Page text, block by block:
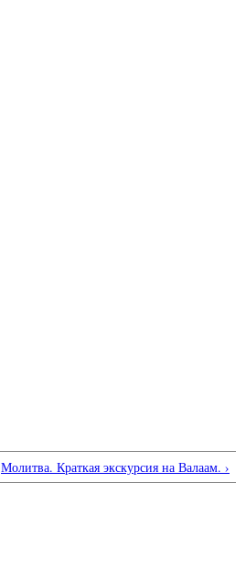
Молитва. Краткая экскурсия на Валаам. ›